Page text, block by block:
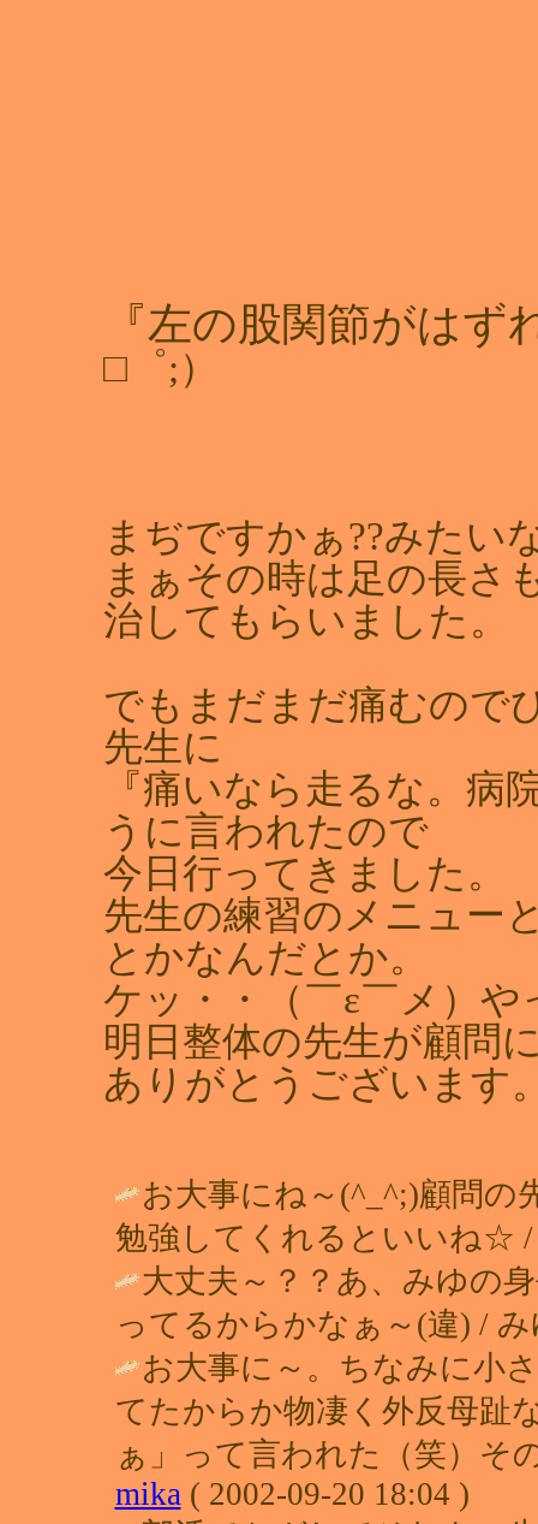
『左の股関節がは
□゜;）
まぢですかぁ??みたい
まぁその時は足の長さ
治してもらいました。
でもまだまだ痛むので
先生に
『痛いなら走るな。病
うに言われたので
今日行ってきました。
先生の練習のメニュー
とかなんだとか。
ケッ・・（￣ε￣メ）
明日整体の先生が顧問
ありがとうございます
お大事にね～(^_^;)顧問の
勉強してくれるといいね☆
大丈夫～？？あ、みゆの
ってるからかなぁ～(違) / み
お大事に～。ちなみに小
てたからか物凄く外反母趾
ぁ」って言われた（笑）そ
mika ( 2002-09-20 18:04 )